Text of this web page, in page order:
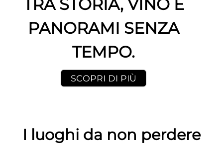
TRA STORIA, VINO E
PANORAMI SENZA
TEMPO.
SCOPRI DI PIÙ
I luoghi da non perdere